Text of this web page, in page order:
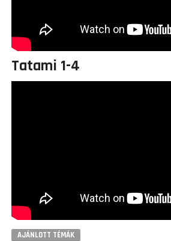
Tatami 1-4
AJÁNLOTT TÉMÁK